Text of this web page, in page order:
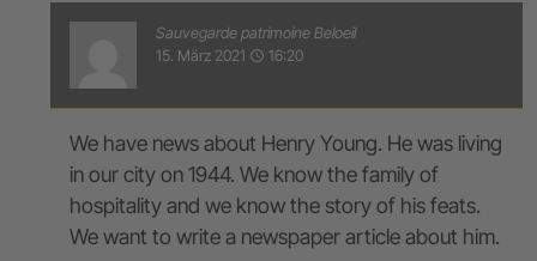
Sauvegarde patrimoine Beloeil
15. März 2021 access_time 16:20
We have news about Henry Young. He was living
in our city on 1944. We know the family of
hospitality and we know the story of his feats.
We want to write a newspaper article about him.